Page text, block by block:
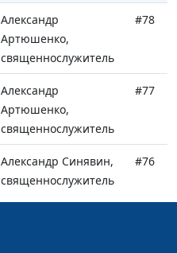
Александр
Артюшенко,
священнослужитель
#78
Александр
Артюшенко,
священнослужитель
#77
Александр Синявин,
священнослужитель
#76